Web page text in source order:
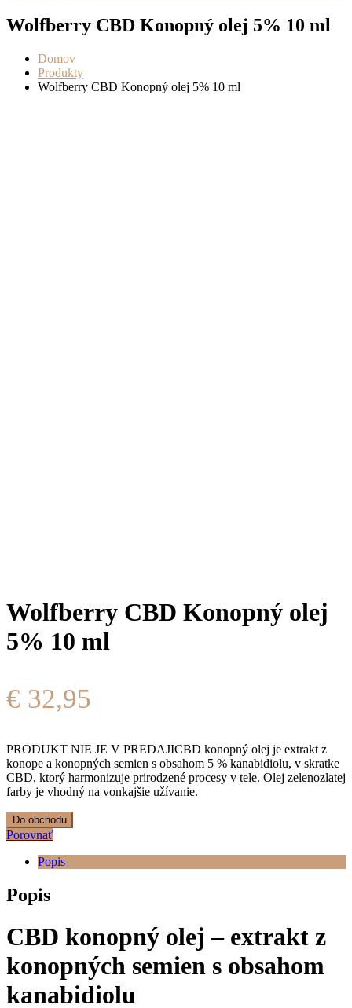
Wolfberry CBD Konopný olej 5% 10 ml
Domov
Produkty
Wolfberry CBD Konopný olej 5% 10 ml
Wolfberry CBD Konopný olej
5% 10 ml
€ 32,95
PRODUKT NIE JE V PREDAJICBD konopný olej je extrakt z
konope a konopných semien s obsahom 5 % kanabidiolu, v skratke
CBD, ktorý harmonizuje prirodzené procesy v tele. Olej zelenozlatej
farby je vhodný na vonkajšie užívanie.
Do obchodu
Porovnať
Popis
Popis
CBD konopný olej – extrakt z
konopných semien s obsahom
kanabidiolu